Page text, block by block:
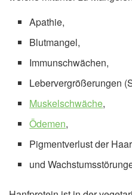
Apathie,
Blutmangel,
Immunschwächen,
Lebervergrößerungen
Muskelschwäche,
Ödemen,
Pigmentverlust der
und